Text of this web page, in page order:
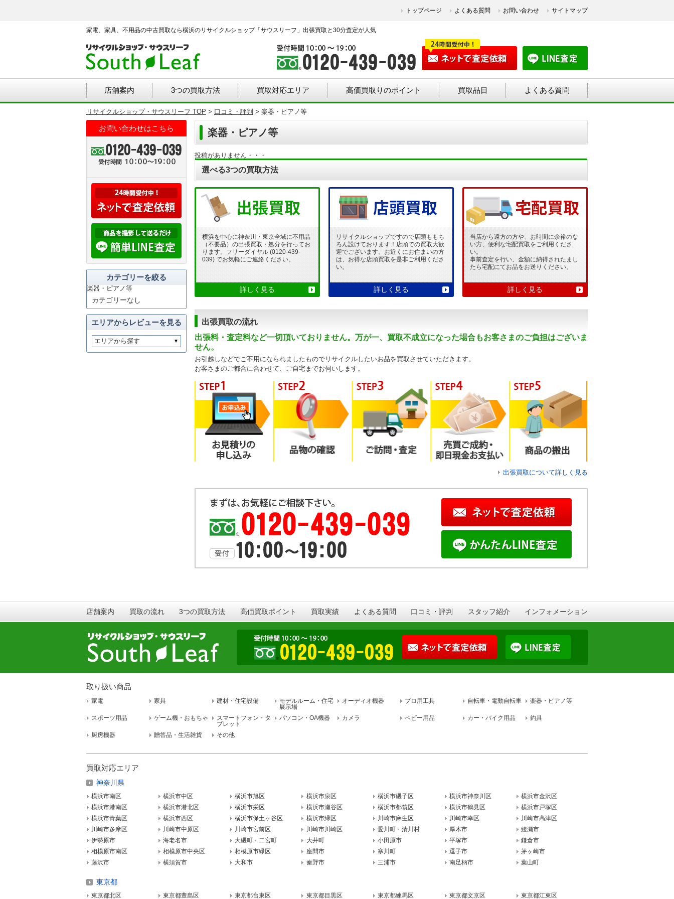
トップページ よくある質問 お問い合わせ サイトマップ
家電、家具、不用品の中古買取なら横浜のリサイクルショップ「サウスリーフ」出張買取と30分査定が人気
店舗案内 3つの買取方法 買取対応エリア 高価買取りのポイント 買取品目 よくある質問
リサイクルショップ・サウスリーフ TOP > 口コミ・評判 > 楽器・ピアノ等
楽器・ピアノ等
投稿がありません・・・
選べる3つの買取方法
横浜を中心に神奈川・東京全域に不用品
（不要品）の出張買取・処分を行ってお
ります。フリーダイヤル (0120-439-
039) でお気軽にご連絡ください。
詳しく見る
リサイクルショップですので店頭ももち
ろん設けております！店頭での買取大歓
迎でございます。お近くにお住まいの方
は、お得な店頭買取を是非ご利用くださ
い。
詳しく見る
当店から遠方の方や、お時間に余裕のな
い方、便利な宅配買取をご利用くださ
い。
事前査定を行い、金額に納得されたまし
たら宅配にてお品をお送りください。
詳しく見る
出張買取の流れ
出張料・査定料など一切頂いておりません。万が一、買取不成立になった場合もお客さまのご負担はございま
せん。
お引越しなどでご不用になられましたものでリサイクルしたいお品を買取させていただきます。
お客さまのご都合に合わせて、ご自宅までお伺いします。
出張買取について詳しく見る
お問い合わせはこちら
カテゴリーを絞る
楽器・ピアノ等
カテゴリーなし
エリアからレビューを見る
店舗案内 買取の流れ 3つの買取方法 高価買取ポイント 買取実績 よくある質問 口コミ・評判 スタッフ紹介 インフォメーション
取り扱い商品
家電 家具 建材・住宅設備
モデルルーム・住宅
展示場
オーディオ機器 プロ用工具 自転車・電動自転車 楽器・ピアノ等
スポーツ用品 ゲーム機・おもちゃ
スマートフォン・タ
ブレット
パソコン・OA機器 カメラ ベビー用品 カー・バイク用品 釣具
厨房機器 贈答品・生活雑貨 その他
買取対応エリア
神奈川県
横浜市南区 横浜市中区 横浜市旭区 横浜市泉区 横浜市磯子区 横浜市神奈川区
横浜市金沢区
横浜市港南区
横浜市港北区 横浜市栄区 横浜市瀬谷区 横浜市都筑区 横浜市鶴見区
横浜市戸塚区
横浜市青葉区
横浜市西区 横浜市保土ヶ谷区 横浜市緑区 川崎市麻生区 川崎市幸区
川崎市高津区
川崎市多摩区
川崎市中原区 川崎市宮前区 川崎市川崎区 愛川町・清川村 厚木市
綾瀬市
伊勢原市
海老名市 大磯町・二宮町 大井町 小田原市 平塚市
鎌倉市
相模原市南区
相模原市中央区 相模原市緑区 座間市 寒川町 逗子市
茅ヶ崎市
藤沢市
横須賀市 大和市 秦野市 三浦市 南足柄市 葉山町
東京都
東京都北区 東京都豊島区 東京都台東区 東京都目黒区 東京都練馬区 東京都文京区 東京都江東区